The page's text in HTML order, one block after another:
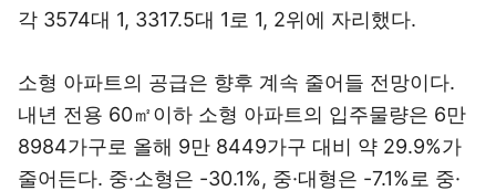
각 3574대 1, 3317.5대 1로 1, 2위에 자리했다.
소형 아파트의 공급은 향후 계속 줄어들 전망이다.
내년 전용 60㎡이하 소형 아파트의 입주물량은 6만
8984가구로 올해 9만 8449가구 대비 약 29.9%가
줄어든다. 중·소형은 -30.1%, 중·대형은 -7.1%로 중·